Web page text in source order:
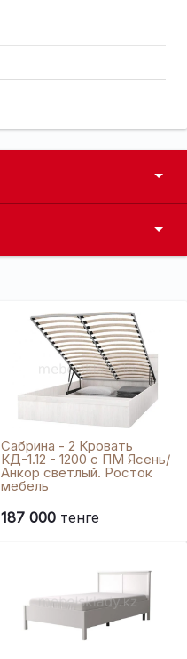
Сабрина - 2 Кровать
КД-1.12 - 1200 с ПМ Ясень/
Анкор светлый. Росток
мебель
187 000 тенге